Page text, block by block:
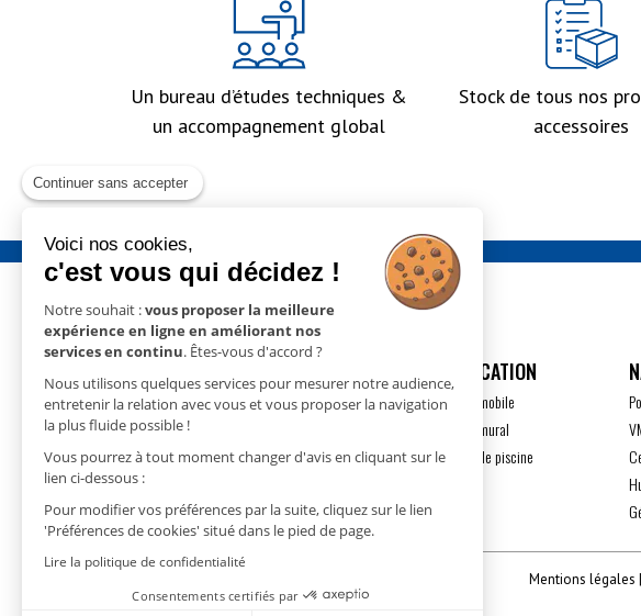
Continuer sans accepter
Voici nos cookies,
c'est vous qui décidez !
Notre souhait :vous proposer la meilleure
expérience en ligne en améliorant nos
services en continu. Êtes-vous d'accord ?
Nous utilisons quelques services pour mesurer notre audience,
entretenir la relation avec vous et vous proposer la navigation
la plus fluide possible !
Vous pourrez à tout moment changer d'avis en cliquant sur le
lien ci-dessous :
Pour modifier vos préférences par la suite, cliquez sur le lien
'Préférences de cookies' situé dans le pied de page.
Lire la politique de confidentialité
Consentements certifiés par
Un bureau d’études techniques &
un accompagnement global
Stock de tous nos
accessoires
67410 DRUSENHEIM
T.+33(0)3 88 18 11 18
contact@geco.fr
DÉSHUMIDIFICATION
Déshumidification mobile
Déshumidification mural
Déshumidification de piscine
Mentions légales